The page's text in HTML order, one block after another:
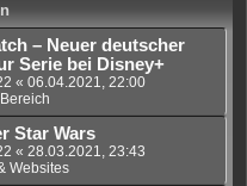
– Neuer deutscher
Serie bei Disney+
« 06.04.2021, 22:00
Star Wars
« 28.03.2021, 23:43
Websites